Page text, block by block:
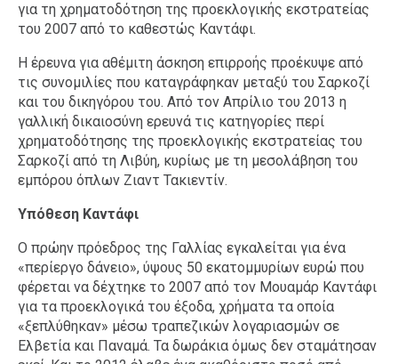
για τη χρηματοδότηση της προεκλογικής εκστρατείας
του 2007 από το καθεστώς Καντάφι.
Η έρευνα για αθέμιτη άσκηση επιρροής προέκυψε από
τις συνομιλίες που καταγράφηκαν μεταξύ του Σαρκοζί
και του δικηγόρου του. Από τον Απρίλιο του 2013 η
γαλλική δικαιοσύνη ερευνά τις κατηγορίες περί
χρηματοδότησης της προεκλογικής εκστρατείας του
Σαρκοζί από τη Λιβύη, κυρίως με τη μεσολάβηση του
εμπόρου όπλων Ζιαντ Τακιεντίν.
Υπόθεση Καντάφι
Ο πρώην πρόεδρος της Γαλλίας εγκαλείται για ένα
«περίεργο δάνειο», ύψους 50 εκατομμυρίων ευρώ που
φέρεται να δέχτηκε το 2007 από τον Μουαμάρ Καντάφι
για τα προεκλογικά του έξοδα, χρήματα τα οποία
«ξεπλύθηκαν» μέσω τραπεζικών λογαριασμών σε
Ελβετία και Παναμά. Τα δωράκια όμως δεν σταμάτησαν